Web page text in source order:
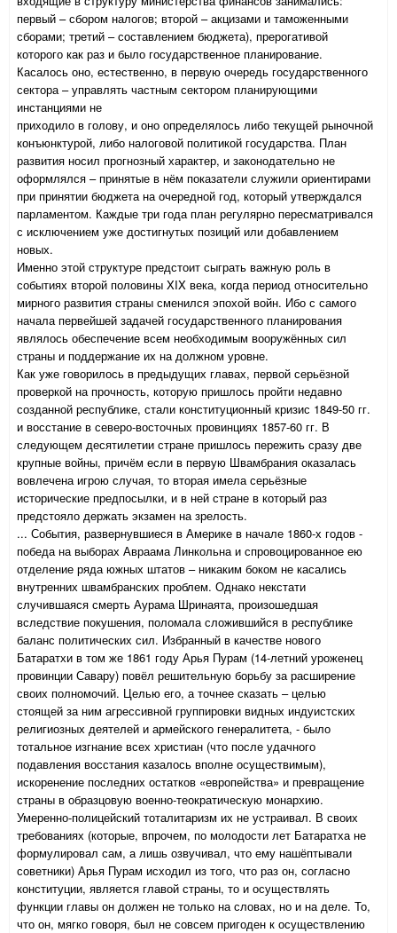
первый – сбором налогов; второй – акцизами и таможенными
сборами; третий – составлением бюджета), прерогативой
которого как раз и было государственное планирование.
Касалось оно, естественно, в первую очередь государственного
сектора – управлять частным сектором планирующими
инстанциями не
приходило в голову, и оно определялось либо текущей рыночной
конъюнктурой, либо налоговой политикой государства. План
развития носил прогнозный характер, и законодательно не
оформлялся – принятые в нём показатели служили ориентирами
при принятии бюджета на очередной год, который утверждался
парламентом. Каждые три года план регулярно пересматривался
с исключением уже достигнутых позиций или добавлением
новых.
Именно этой структуре предстоит сыграть важную роль в
событиях второй половины XIX века, когда период относительно
мирного развития страны сменился эпохой войн. Ибо с самого
начала первейшей задачей государственного планирования
являлось обеспечение всем необходимым вооружённых сил
страны и поддержание их на должном уровне.
Как уже говорилось в предыдущих главах, первой серьёзной
проверкой на прочность, которую пришлось пройти недавно
созданной республике, стали конституционный кризис 1849-50 гг.
и восстание в северо-восточных провинциях 1857-60 гг. В
следующем десятилетии стране пришлось пережить сразу две
крупные войны, причём если в первую Швамбрания оказалась
вовлечена игрою случая, то вторая имела серьёзные
исторические предпосылки, и в ней стране в который раз
предстояло держать экзамен на зрелость.
... События, развернувшиеся в Америке в начале 1860-х годов -
победа на выборах Авраама Линкольна и спровоцированное ею
отделение ряда южных штатов – никаким боком не касались
внутренних швамбранских проблем. Однако некстати
случившаяся смерть Аурама Шринаята, произошедшая
вследствие покушения, поломала сложившийся в республике
баланс политических сил. Избранный в качестве нового
Батаратхи в том же 1861 году Арья Пурам (14-летний уроженец
провинции Савару) повёл решительную борьбу за расширение
своих полномочий. Целью его, а точнее сказать – целью
стоящей за ним агрессивной группировки видных индуистских
религиозных деятелей и армейского генералитета, - было
тотальное изгнание всех христиан (что после удачного
подавления восстания казалось вполне осуществимым),
искоренение последних остатков «европейства» и превращение
страны в образцовую военно-теократическую монархию.
Умеренно-полицейский тоталитаризм их не устраивал. В своих
требованиях (которые, впрочем, по молодости лет Батаратха не
формулировал сам, а лишь озвучивал, что ему нашёптывали
советники) Арья Пурам исходил из того, что раз он, согласно
конституции, является главой страны, то и осуществлять
функции главы он должен не только на словах, но и на деле. То,
что он, мягко говоря, был не совсем пригоден к осуществлению